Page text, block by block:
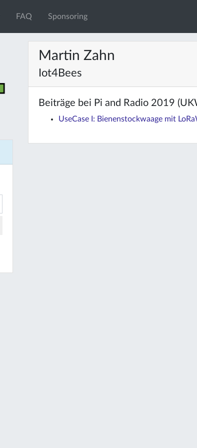
FAQ Sponsoring
Martin Zahn
Iot4Bees
Beiträge bei Pi and Radio 2019
UseCase I: Bienenstockwaage mit